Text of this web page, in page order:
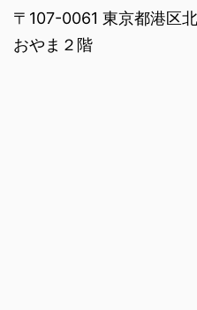
〒107-0061 東京都港区
おやま２階